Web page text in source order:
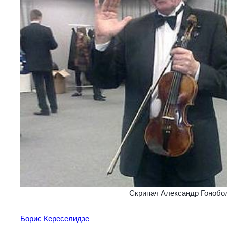
Скрипач Александр
Борис Кереселидзе